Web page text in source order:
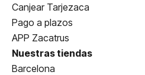
Canjear Tarjezaca
Pago a plazos
APP Zacatrus
Nuestras tiendas
Barcelona